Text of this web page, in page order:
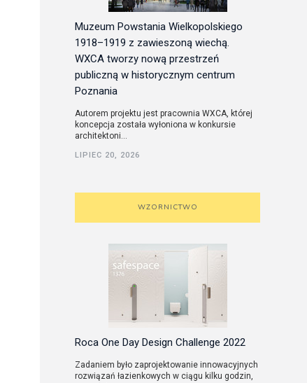
Muzeum Powstania Wielkopolskiego
1918–1919 z zawieszoną wiechą.
WXCA tworzy nową przestrzeń
publiczną w historycznym centrum
Poznania
Autorem projektu jest pracownia WXCA, której
koncepcja została wyłoniona w konkursie
architektoni...
LIPIEC 20, 2026
WZORNICTWO
Roca One Day Design Challenge 2022
Zadaniem było zaprojektowanie innowacyjnych
rozwiązań łazienkowych w ciągu kilku godzin,